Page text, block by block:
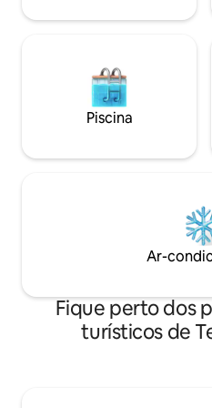
Piscina
Ar-
Fique perto dos
turísticos de